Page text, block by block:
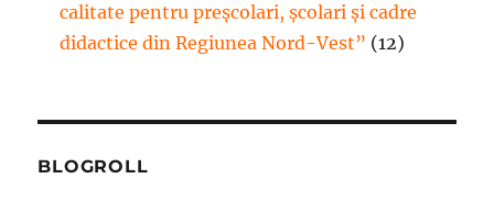
calitate pentru preșcolari, școlari și cadre
didactice din Regiunea Nord-Vest” (12)
BLOGROLL